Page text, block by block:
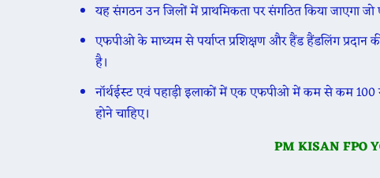
यह संगठन उन जिलों में प्राथमिकता पर संगठित किया जाएगा
एफपीओ के माध्यम से पर्याप्त प्रशिक्षण और हैंड हैंडलिंग प्रदान
है।
नॉर्थईस्ट एवं पहाड़ी इलाकों में एक एफपीओ में कम से कम
होने चाहिए।
PM KISAN FPO